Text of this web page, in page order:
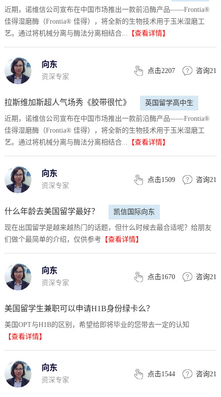
高中生
近期，诺维信公司宣布在中国市场推出一款前沿酶产品——Frontia®
佳得湿磨酶（Frontia® 佳得），将全新的生物技术用于玉米湿磨工
艺。通过将机械分离与酶法分离相结合... 【查看详情】
向东
资深专家
点击2207 咨询21
拉斯维加斯超人气场秀《胶带很忙》 英国留学高中生
近期，诺维信公司宣布在中国市场推出一款前沿酶产品——Frontia®
佳得湿磨酶（Frontia® 佳得），将全新的生物技术用于玉米湿磨工
艺。通过将机械分离与酶法分离相结合... 【查看详情】
向东
资深专家
点击1509 咨询21
什么年龄去美国留学最好？ 凯信国际向东
现在出国留学是越来越热门的话题，但什么时候去最合适呢？给朋友
们做个最简单的介绍，仅供参考 【查看详情】
向东
资深专家
点击1670 咨询21
美国留学生兼职可以申请H1B身份绿卡么？
美国留学与工作
美国OPT与H1B的区别，希望给即将毕业的您带去一定的认知
【查看详情】
向东
资深专家
点击1544 咨询21